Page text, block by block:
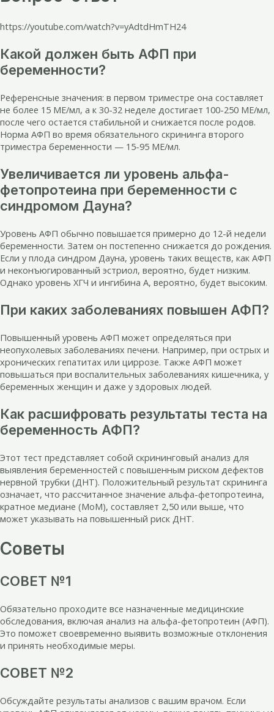
https://youtube.com/watch?v=yAdtdHmTH24
Какой должен быть АФП при
беременности?
Референсные значения: в первом триместре она составляет
не более 15 МЕ/мл, а к 30-32 неделе достигает 100-250 МЕ/мл,
после чего остается стабильной и снижается после родов.
Норма АФП во время обязательного скрининга второго
триместра беременности — 15-95 МЕ/мл.
Увеличивается ли уровень альфа-
фетопротеина при беременности с
синдромом Дауна?
Уровень АФП обычно повышается примерно до 12-й недели
беременности. Затем он постепенно снижается до рождения.
Если у плода синдром Дауна, уровень таких веществ, как АФП
и неконъюгированный эстриол, вероятно, будет низким.
Однако уровень ХГЧ и ингибина А, вероятно, будет высоким.
При каких заболеваниях повышен АФП?
Повышенный уровень АФП может определяться при
неопухолевых заболеваниях печени. Например, при острых и
хронических гепатитах или циррозе. Также АФП может
повышаться при воспалительных заболеваниях кишечника, у
беременных женщин и даже у здоровых людей.
Как расшифровать результаты теста на
беременность АФП?
Этот тест представляет собой скрининговый анализ для
выявления беременностей с повышенным риском дефектов
нервной трубки (ДНТ). Положительный результат скрининга
означает, что рассчитанное значение альфа-фетопротеина,
кратное медиане (MoM), составляет 2,50 или выше, что
может указывать на повышенный риск ДНТ.
Советы
СОВЕТ №1
Обязательно проходите все назначенные медицинские
обследования, включая анализ на альфа-фетопротеин (АФП).
Это поможет своевременно выявить возможные отклонения
и принять необходимые меры.
СОВЕТ №2
Обсуждайте результаты анализов с вашим врачом. Если